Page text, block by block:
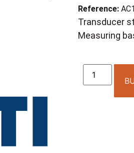
Reference:
Transducer
Measuring